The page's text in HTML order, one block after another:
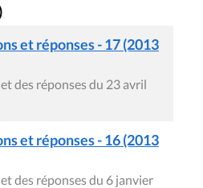
et réponses - 17 (2013
des réponses du 23 avril
et réponses - 16 (2013
des réponses du 6 janvier